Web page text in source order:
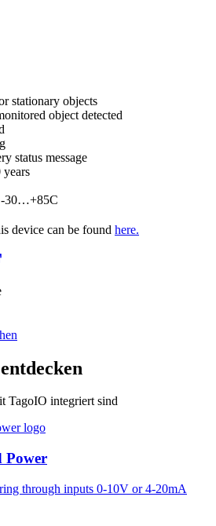
stationary objects
object detected
status message
-30…+85C
device can be found here.
TagoIO integriert sind
Power
through inputs 0-10V or 4-20mA